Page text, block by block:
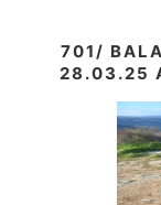
701/
28.03.25